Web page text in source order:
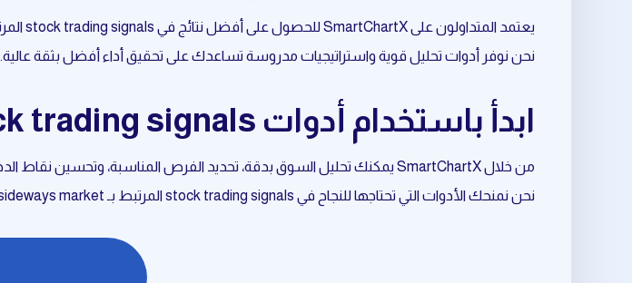
يعتمد المتداولون على SmartChartX للحصول على أفضل نتائج في stock trading signals المرتبط بـ sideways market.
نحن نوفر أدوات تحليل قوية واستراتيجيات مدروسة تساعدك على تحقيق أداء أفضل بثقة عالية.
ابدأ باستخدام أدوات stock trading signals المتعلقة بـ sideways market
من خلال SmartChartX يمكنك تحليل السوق بدقة، تحديد الفرص المناسبة، وتحسين نقاط الدخول والخروج.
نحن نمنحك الأدوات التي تحتاجها للنجاح في stock trading signals المرتبط بـ sideways market.